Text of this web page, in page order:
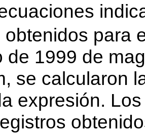
obtenidos para
de 1999 de
se calcularon
expresión.